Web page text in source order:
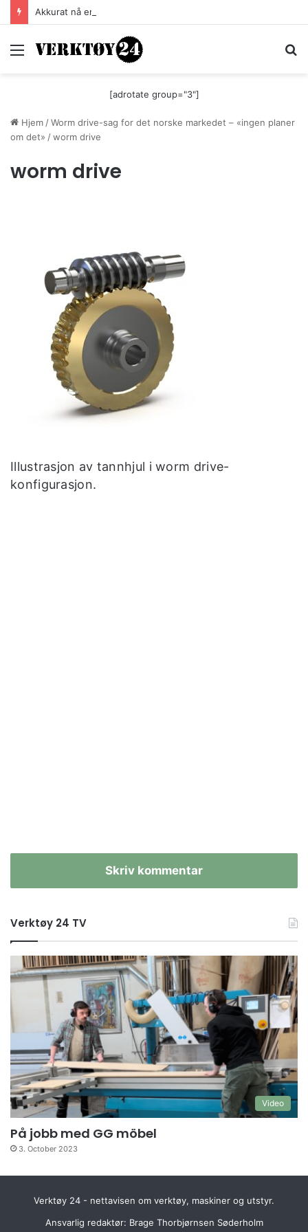
Akkurat nå er batteri-bordsaga til Festool billigere
Meny
[adrotate group="3"]
Hjem /Worm drive-sag for det norske markedet – «ingen planer
om det» /worm drive
worm drive
Illustrasjon av tannhjul i worm drive-
konfigurasjon.
Skriv kommentar
Verktøy 24 TV
Video
På jobb med GG möbel
3. October 2023
Verktøy 24 - nettavisen om verktøy, maskiner og utstyr.
Ansvarlig redaktør: Brage Thorbjørnsen Søderholm